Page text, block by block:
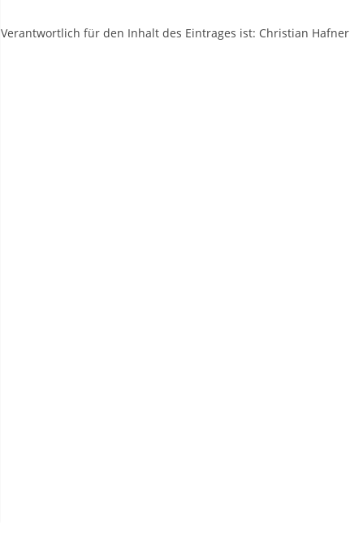
Verantwortlich für den Inhalt des Eintrages ist: Christian Hafner